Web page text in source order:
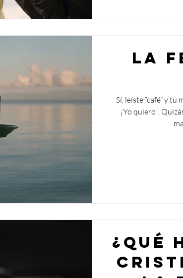
La
Sí, leíste “café” y
¡Yo quiero!.
¿Qué